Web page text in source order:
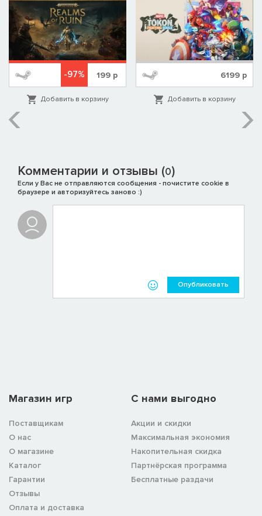
-97% 199р
Добавить в корзину
6199 р
Добавить в корзину
Комментарии и отзывы (0)
Если у Вас не отправляются сообщения - почистите cookie в
браузере и авторизуйтесь заново :)
Опубликовать
Магазин игр
Поставщикам
О нас
О магазине
Каталог
Гарантии
Отзывы
Оплата и доставка
C нами выгодно
Акции и скидки
Максимальная экономия
Накопительная скидка
Партнёрская программа
Бесплатные раздачи